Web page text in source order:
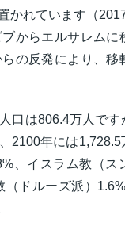
かれています（
からエルサレムに
の反発により、移
口は806.4万人です
2100年には1,728.5
、イスラム教（ス
ドルーズ派）